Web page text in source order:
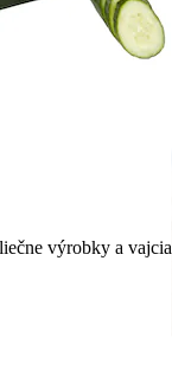
výrobky a vajcia